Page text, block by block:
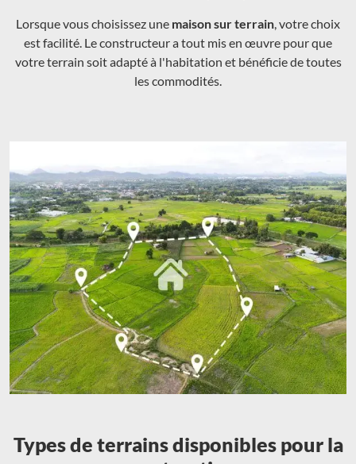
Lorsque vous choisissez une maison sur terrain , votre choix
est facilité. Le constructeur a tout mis en œuvre pour que
votre terrain soit adapté à l'habitation et bénéficie de toutes
les commodités.
Types de terrains disponibles pour la